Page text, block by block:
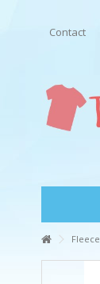
Contact
Fleece